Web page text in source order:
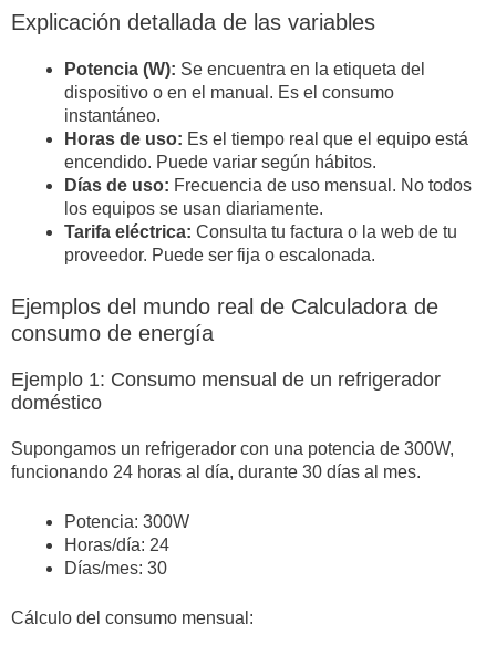
Explicación detallada de las variables
Potencia (W): Se encuentra en la etiqueta del
dispositivo o en el manual. Es el consumo
instantáneo.
Horas de uso: Es el tiempo real que el equipo está
encendido. Puede variar según hábitos.
Días de uso: Frecuencia de uso mensual. No todos
los equipos se usan diariamente.
Tarifa eléctrica: Consulta tu factura o la web de tu
proveedor. Puede ser fija o escalonada.
Ejemplos del mundo real de Calculadora de
consumo de energía
Ejemplo 1: Consumo mensual de un refrigerador
doméstico
Supongamos un refrigerador con una potencia de 300W,
funcionando 24 horas al día, durante 30 días al mes.
Potencia: 300W
Horas/día: 24
Días/mes: 30
Cálculo del consumo mensual: